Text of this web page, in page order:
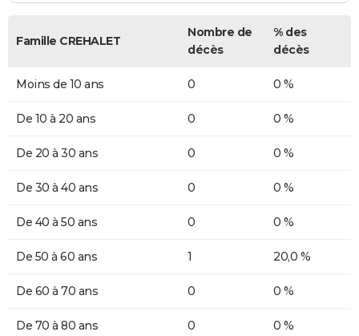
Famille CREHALET
Nombre de
décès
% des
décès
Moins de 10 ans 0 0 %
De 10 à 20 ans 0 0 %
De 20 à 30 ans 0 0 %
De 30 à 40 ans 0 0 %
De 40 à 50 ans 0 0 %
De 50 à 60 ans 1 20,0 %
De 60 à 70 ans 0 0 %
De 70 à 80 ans 0 0 %